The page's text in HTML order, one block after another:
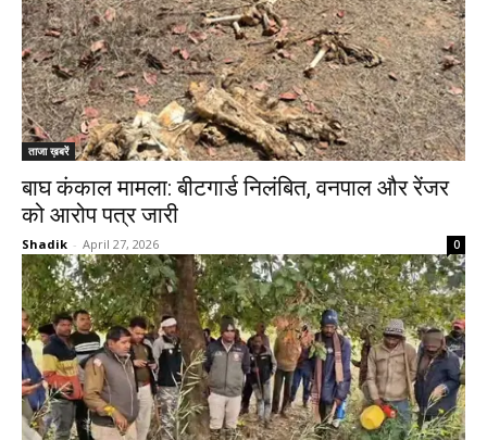
ताजा ख़बरें
बाघ कंकाल मामला: बीटगार्ड निलंबित, वनपाल और रेंजर
को आरोप पत्र जारी
Shadik - April 27, 2026 0